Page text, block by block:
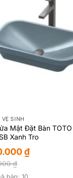
SINH
Mặt Đặt Bàn
Xanh Tro
₫
₫
bán: 10